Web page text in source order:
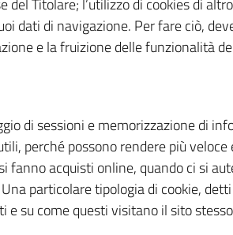
Titolare; l’utilizzo di cookies di
dati di navigazione. Per fare ciò,
e la fruizione delle funzionalità
di sessioni e memorizzazione di
perché possono rendere più
acquisti online, quando ci si
particolare tipologia di cookie,
su come questi visitano il sito